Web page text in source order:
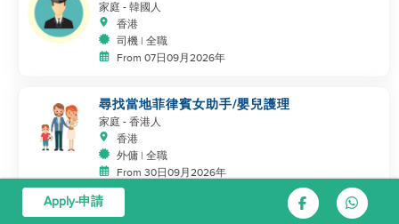
家庭 - 韓國人
香港
司機 | 全職
From 07日09月2026年
尋找當地菲律賓女助手/嬰兒護理
家庭 - 香港人
香港
外傭 | 全職
From 30日09月2026年
Apply-申請